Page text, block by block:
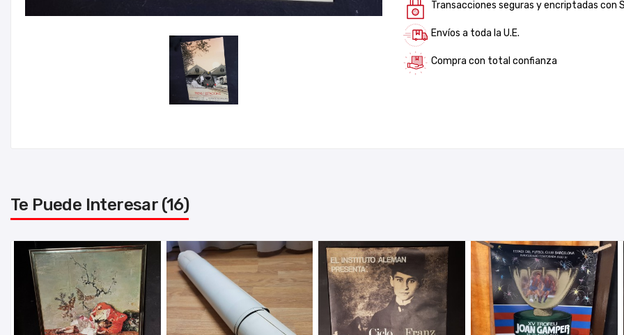
Transacciones seguras y encriptadas con
Envíos a toda la U.E.
Compra con total confianza
Te Puede Interesar (16)